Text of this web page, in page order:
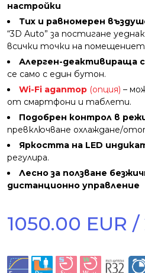
настройки
Тих и равномерен
“3D Auto” за постигане
всички точки на
Алерген-деактивираща
се само с един бутон.
Wi-Fi адаптор (опция) –
от смартфони и таблети.
Подобрен контрол в
превключване охлаждане/
Яркостта на LED
регулира.
Лесно за ползване
дистанционно управление
1050.00 EUR /